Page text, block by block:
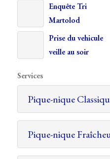
Enquête Tri
Martolod
Prise du vehicule
veille au soir
Services